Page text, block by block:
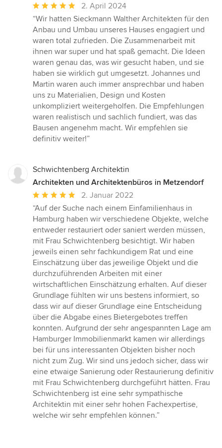
Durchschnittliche
Bewertung:
5
von
5
Sternen
2. April 2024
“Wir hatten Sieckmann Walther Architekten für den
Anbau und Umbau unseres Hauses engagiert und
waren total zufrieden. Die Zusammenarbeit mit
ihnen war super und hat spaß gemacht. Die Ideen
waren genau das, was wir gesucht haben, und sie
haben sie wirklich gut umgesetzt. Johannes und
Martin waren auch immer ansprechbar und haben
uns zu Materialien, Design und Kosten
unkompliziert weitergeholfen. Die Empfehlungen
waren realistisch und sachlich fundiert, was das
Bausen angenehm macht. Wir empfehlen sie
definitiv weiter!”
Schwichtenberg Architektin
Architekten und Architektenbüros in Metzendorf
Durchschnittliche
Bewertung:
5
von
5
Sternen
2. Januar 2022
“Auf der Suche nach einem Einfamilienhaus in
Hamburg haben wir verschiedene Objekte, welche
entweder restauriert oder saniert werden müssen,
mit Frau Schwichtenberg besichtigt. Wir haben
jeweils einen sehr fachkundigem Rat und eine
Einschätzung über das jeweilige Objekt und die
durchzuführenden Arbeiten mit einer
wirtschaftlichen Einschätzung erhalten. Auf dieser
Grundlage fühlten wir uns bestens informiert, so
dass wir auf dieser Grundlage eine Entscheidung
über die Abgabe eines Bietergebotes treffen
konnten. Aufgrund der sehr angespannten Lage am
Hamburger Immobilienmarkt kamen wir allerdings
bei für uns interessanten Objekten bisher noch
nicht zum Zug. Wir sind uns jedoch sicher, dass wir
eine etwaige Sanierung oder Restaurierung definitiv
mit Frau Schwichtenberg durchgeführt hätten. Frau
Schwichtenberg ist eine sehr sympathische
Architektin mit einer sehr hohen Fachexpertise,
welche wir sehr empfehlen können.”